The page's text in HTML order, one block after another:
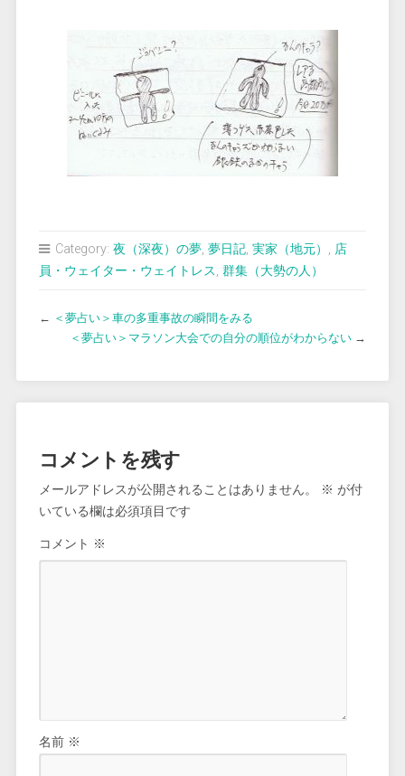
Category: 夜（深夜）の夢, 夢日記, 実家（地元） , 店
員・ウェイター・ウェイトレス, 群集（大勢の人）
← ＜夢占い＞車の多重事故の瞬間をみる
＜夢占い＞マラソン大会での自分の順位がわからない →
コメントを残す
メールアドレスが公開されることはありません。 ※ が付
いている欄は必須項目です
コメント ※
名前 ※